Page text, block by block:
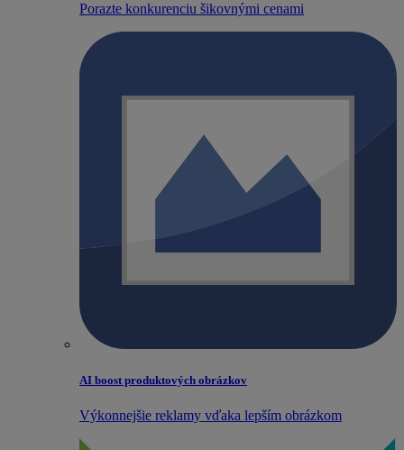
Porazte konkurenciu šikovnými cenami
AI boost produktových obrázkov
Výkonnejšie reklamy vďaka lepším obrázkom